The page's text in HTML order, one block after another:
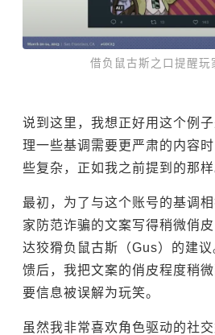
借负鼠古斯之口提醒玩
说到这里，我想正好用这个例
理一些基调需要更严肃的内容
些复杂，正如我之前提到的那样
最初，为了与这个账号的基调
家防范诈骗的文案写得稍微俏
达狡猾负鼠古斯（Gus）的建
馈后，我把文案的俏皮程度稍
要信息被误解为玩笑。
虽然我非常喜欢角色驱动的社